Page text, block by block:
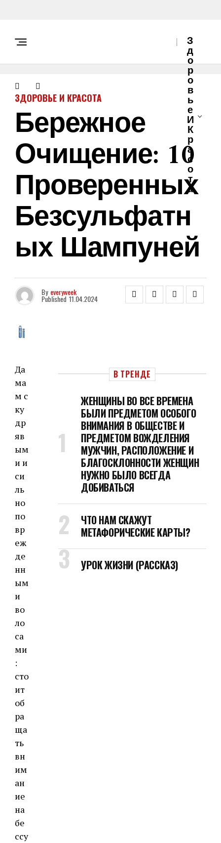
З
Д
О
Р
О
В
Ь
Е
И
К
Р
А
С
О
Т
А
ЗДОРОВЬЕ И КРАСОТА
Бережное
Очищение: 10
Проверенных
Безсульфатн
Ых Шампуней
By everyweek
Published 11.04.2024
Да
ма
м с
ку
др
яв
ым
и и
си
ль
но
по
вр
еж
де
нн
ым
и
во
ло
са
ми
:
сто
ит
об
ра
ща
ть
вн
им
ан
ие
на
бе
ссу
В ТРЕНДЕ
ЖЕНЩИНЫ ВО ВСЕ ВРЕМЕНА
БЫЛИ ПРЕДМЕТОМ ОСОБОГО
ВНИМАНИЯ В ОБЩЕСТВЕ И
ПРЕДМЕТОМ ВОЖДЕЛЕНИЯ
МУЖЧИН, РАСПОЛОЖЕНИЕ И
БЛАГОСКЛОННОСТИ ЖЕНЩИН
НУЖНО БЫЛО ВСЕГДА
ДОБИВАТЬСЯ
ЧТО НАМ СКАЖУТ
МЕТАФОРИЧЕСКИЕ КАРТЫ?
УРОК ЖИЗНИ (РАССКАЗ)